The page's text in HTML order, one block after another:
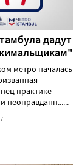
дадут
метро началась
практике
неоправданн......